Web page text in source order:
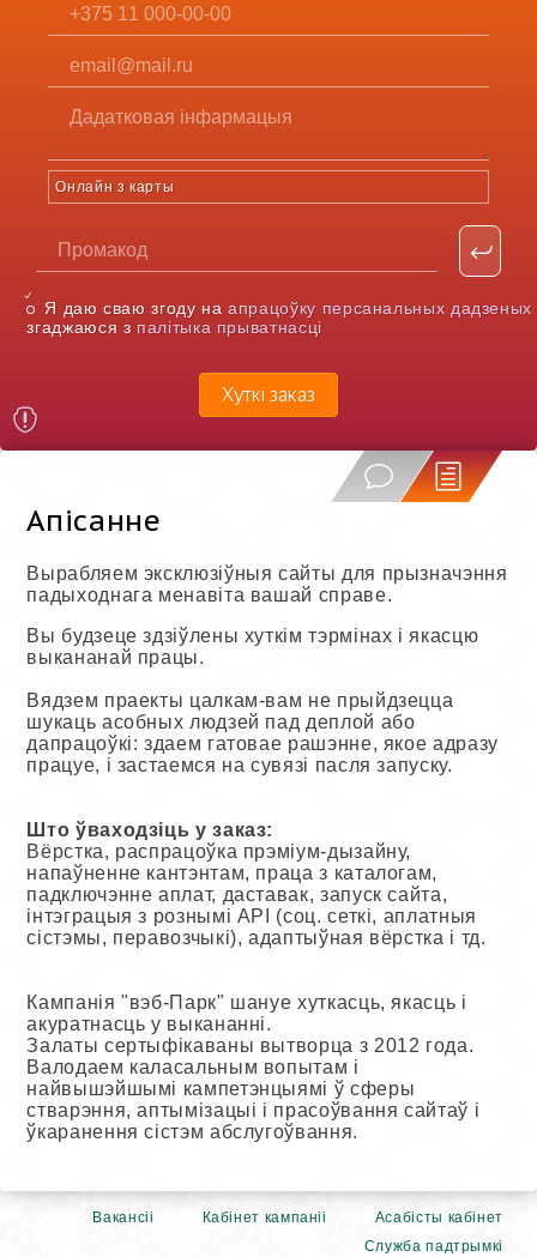
Онлайн з карты
Я даю сваю згоду наапрацоўку персанальных дадзеных
згаджаюся з палітыка прыватнасці
Хуткі заказ
Апісанне
Вырабляем эксклюзіўныя сайты для прызначэння
падыходнага менавіта вашай справе.
Вы будзеце здзіўлены хуткім тэрмінах і якасцю
выкананай працы.
Вядзем праекты цалкам-вам не прыйдзецца
шукаць асобных людзей пад деплой або
дапрацоўкі: здаем гатовае рашэнне, якое адразу
працуе, і застаемся на сувязі пасля запуску.
Што ўваходзіць у заказ:
Вёрстка, распрацоўка прэміум-дызайну,
напаўненне кантэнтам, праца з каталогам,
падключэнне аплат, даставак, запуск сайта,
інтэграцыя з рознымі API (соц. сеткі, аплатныя
сістэмы, перавозчыкі), адаптыўная вёрстка і тд.
Кампанія "вэб-Парк" шануе хуткасць, якасць і
акуратнасць у выкананні.
Залаты сертыфікаваны вытворца з 2012 года.
Валодаем каласальным вопытам і
найвышэйшымі кампетэнцыямі ў сферы
стварэння, аптымізацыі і прасоўвання сайтаў і
ўкаранення сістэм абслугоўвання.
Вакансіі Кабінет кампаніі
Асабісты кабінет
Служба падтрымкі